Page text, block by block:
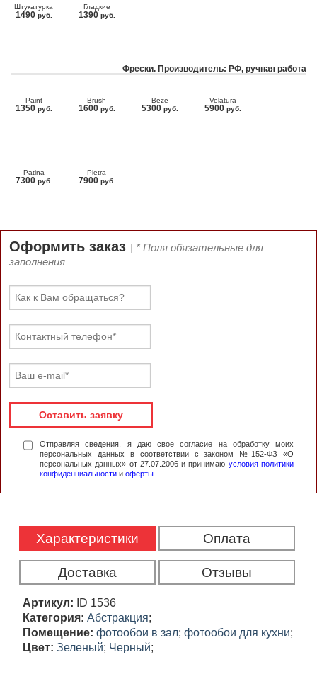
Штукатурка
1490 руб.
Гладкие
1390 руб.
Фрески. Производитель: РФ, ручная работа
Paint
1350 руб.
Brush
1600 руб.
Beze
5300 руб.
Velatura
5900 руб.
Patina
7300 руб.
Pietra
7900 руб.
Оформить заказ | * Поля обязательные для
заполнения
Оставить заявку
Отправляя сведения, я даю свое согласие на обработку моих
персональных данных в соответствии с законом №152-ФЗ «О
персональных данных» от 27.07.2006 и принимаю условия политики
конфиденциальности и оферты
Характеристики Оплата
Доставка Отзывы
Артикул:
ID 1536
Категория: Абстракция;
Помещение: фотообои в зал; фотообои для кухни;
Цвет: Зеленый; Черный;